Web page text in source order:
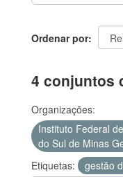
Ordenar por
4 conjuntos
Organizações:
Instituto Federal
do Sul de Minas
Etiquetas:
gestão